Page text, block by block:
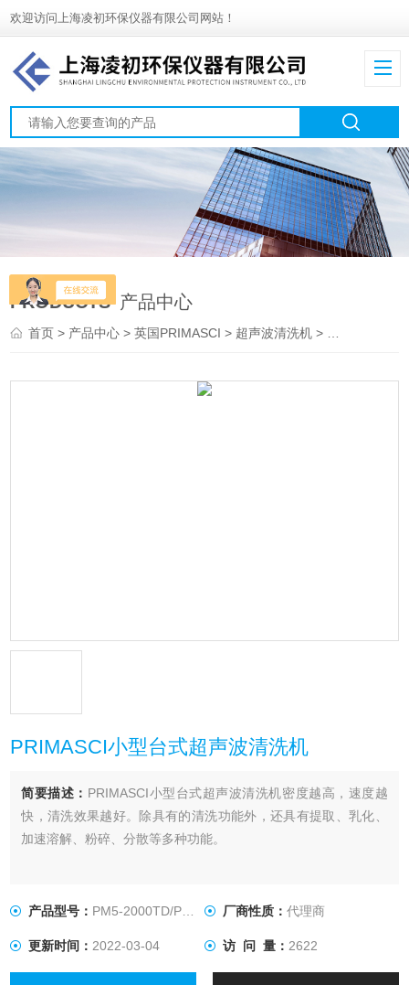
欢迎访问上海凌初环保仪器有限公司网站！
PRODUCTS 产品中心
首页> 产品中心 >英国PRIMASCI > 超声波清洗机 > PM5-2000TD/PM5-2000TLPRIMASCI小型台式超声波清洗机
PRIMASCI小型台式超声波清洗机
简要描述： PRIMASCI小型台式超声波清洗机密度越高，速度越
快，清洗效果越好。除具有的清洗功能外，还具有提取、乳化、
加速溶解、粉碎、分散等多种功能。
产品型号： PM5-2000TD/PM5-2000TL 厂商性质： 代理商
更新时间：2022-03-04 访 问 量： 2622